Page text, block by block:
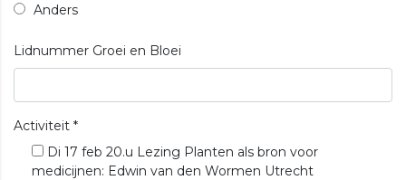
Anders
Lidnummer Groei en Bloei
Activiteit *
Di 17 feb 20.u Lezing Planten als bron voor
medicijnen: Edwin van den Wormen Utrecht